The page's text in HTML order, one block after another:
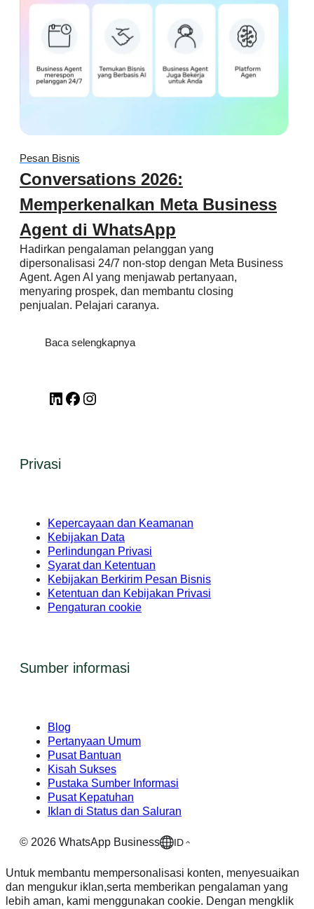
Pesan Bisnis
Conversations 2026:
Memperkenalkan Meta Business
Agent di WhatsApp
Hadirkan pengalaman pelanggan yang
dipersonalisasi 24/7 non-stop dengan Meta Business
Agent. Agen AI yang menjawab pertanyaan,
menyaring prospek, dan membantu closing
penjualan. Pelajari caranya.
Baca selengkapnya
LinkedInFacebook
Privasi
Kepercayaan dan Keamanan
Kebijakan Data
Perlindungan Privasi
Syarat dan Ketentuan
Kebijakan Berkirim Pesan Bisnis
Ketentuan dan Kebijakan Privasi
Pengaturan cookie
Sumber informasi
Blog
Pertanyaan Umum
Pusat Bantuan
Kisah Sukses
Pustaka Sumber Informasi
Pusat Kepatuhan
Iklan di Status dan Saluran
© 2026 WhatsApp Business ID
Untuk membantu mempersonalisasi konten, menyesuaikan
dan mengukur iklan,serta memberikan pengalaman yang
lebih aman, kami menggunakan cookie. Dengan mengklik